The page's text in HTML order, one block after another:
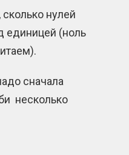
сколько нулей
единицей (ноль
сначала
несколько